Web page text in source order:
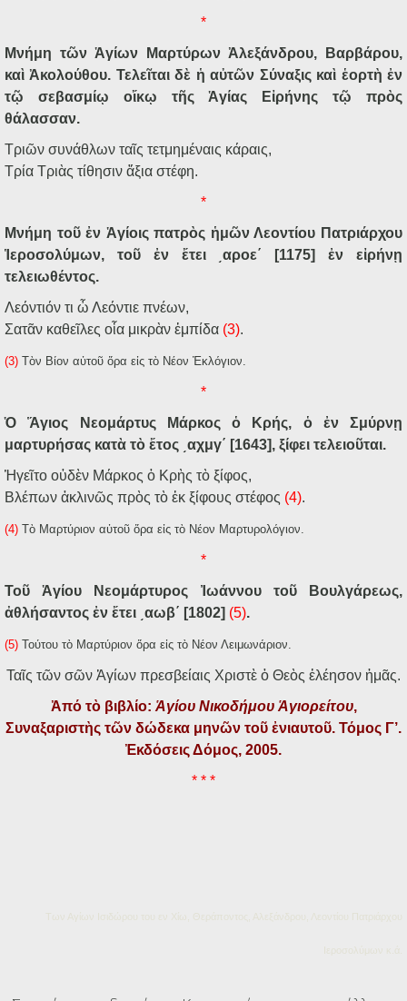
*
Μνήμη τῶν Ἁγίων Μαρτύρων Ἀλεξάνδρου, Βαρβάρου,
καὶ Ἀκολούθου. Τελεῖται δὲ ἡ αὐτῶν Σύναξις καὶ ἑορτὴ ἐν
τῷ σεβασμίῳ οἴκῳ τῆς Ἁγίας Εἰρήνης τῷ πρὸς
θάλασσαν.
Τριῶν συνάθλων ταῖς τετμημέναις κάραις,
Τρία Τριὰς τίθησιν ἄξια στέφη.
*
Μνήμη τοῦ ἐν Ἁγίοις πατρὸς ἡμῶν Λεοντίου Πατριάρχου
Ἱεροσολύμων, τοῦ ἐν ἔτει ͵αροε΄ [1175] ἐν εἰρήνῃ
τελειωθέντος.
Λεόντιόν τι ὦ Λεόντιε πνέων,
Σατᾶν καθεῖλες οἷα μικρὰν ἐμπίδα (3).
(3) Τὸν Βίον αὐτοῦ ὅρα εἰς τὸ Νέον Ἐκλόγιον.
*
Ὁ Ἅγιος Νεομάρτυς Μάρκος ὁ Κρής, ὁ ἐν Σμύρνῃ
μαρτυρήσας κατὰ τὸ ἔτος ͵αχμγ΄ [1643], ξίφει τελειοῦται.
Ἡγεῖτο οὐδὲν Μάρκος ὁ Κρὴς τὸ ξίφος,
Βλέπων ἀκλινῶς πρὸς τὸ ἐκ ξίφους στέφος (4).
(4) Τὸ Μαρτύριον αὐτοῦ ὅρα εἰς τὸ Νέον Μαρτυρολόγιον.
*
Τοῦ Ἁγίου Νεομάρτυρος Ἰωάννου τοῦ Βουλγάρεως,
ἀθλήσαντος ἐν ἔτει ͵αωβ΄ [1802] (5).
(5) Τούτου τὸ Μαρτύριον ὅρα εἰς τὸ Νέον Λειμωνάριον.
Ταῖς τῶν σῶν Ἁγίων πρεσβείαις Χριστὲ ὁ Θεὸς ἐλέησον ἡμᾶς.
Ἀπό τὸ βιβλίο: Ἁγίου Νικοδήμου Ἁγιορείτου,
Συναξαριστὴς τῶν δώδεκα μηνῶν τοῦ ἐνιαυτοῦ. Τόμος Γ’.
Ἐκδόσεις Δόμος, 2005.
* * *
Των Αγίων Ισιδώρου του εν Χίω, Θεράποντος, Αλεξάνδρου, Λεοντίου Πατριάρχου
Ιεροσολύμων κ.ά.